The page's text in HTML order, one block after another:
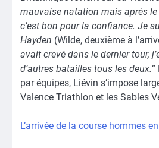
mauvaise natation mais après le
c’est bon pour la confiance. Je
Hayden (Wilde, deuxième à
avait crevé dans le dernier tour,
d’autres batailles tous les deux.”
par équipes, Liévin s’impose
Valence Triathlon et les Sables
L’arrivée de la course hommes